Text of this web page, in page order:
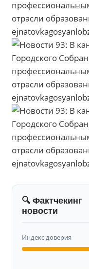
🔍 Фактчекинг
новости
Индекс доверия